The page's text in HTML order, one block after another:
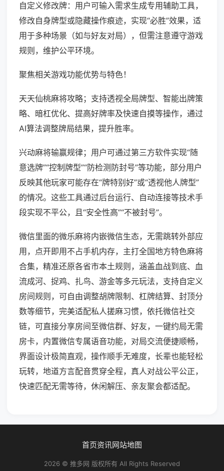
自定义修改牌：用户可输入需求生成专用辅助工具，
修改自身牌型或隐藏操作痕迹，实现“必胜”效果，适
用于多种场景（如与好友对局），但需注意遵守游戏
规则，维护公平环境。
聚焦相关游戏功能优势与特色！
天天仙桃麻将攻略；支持透视全局牌型、智能出牌策
略、暗杠优化、提高好牌率及快速自摸等操作，通过
AI算法调整牌局结果，提升胜率。
兴动麻将输赢规律；用户可通过第三方软件实现“随
意选牌”“控制牌型”“防检测防封号”等功能，部分用户
反映其他玩家可能存在“牌特别好”或“透视他人牌型”
的情况。这些工具通过后台运行、自动连接等技术手
段实现不平公，且“安全性高”“不被封号”。
微信里面的微乐麻将内嵌微信生态，无需跳转外部应
用，点开即用不占手机内存，主打全国地方特色麻将
合集，精准还原各省市本土规则，涵盖血战到底、血
流成河、捉鸡、扎鸟、游金等多元玩法，支持自定义
房间规则，可自由调整胡牌限制、杠牌结算、封顶分
数等细节，完美适配私人搓麻习惯，依托微信社交
链，可直接分享房间至微信群、好友，一键约局无需
房卡，内置微信专属语音功能，对局交流便捷顺畅，
界面设计极简直观，操作顺手无难度，长辈也能轻松
玩转，地道方言配音贯穿全程，真人对战公平公正，
快速匹配无需等待，休闲解压、亲友聚会都适配。
首页资讯网站地图
2026 © 推多网 版权所有 All Rights Reserved